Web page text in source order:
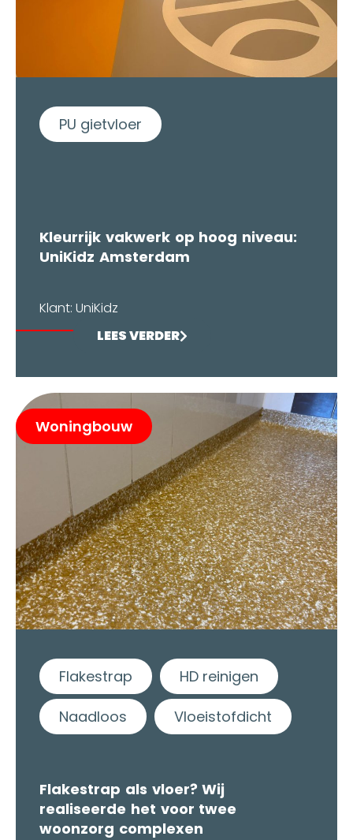
PU gietvloer
Kleurrijk vakwerk op hoog niveau:
UniKidz Amsterdam
Klant: UniKidz
LEES VERDER
Woningbouw
Flakestrap HD reinigen
Naadloos Vloeistofdicht
Flakestrap als vloer? Wij
realiseerde het voor twee
woonzorg complexen